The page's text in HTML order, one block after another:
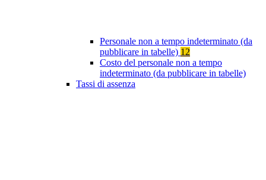
Personale non a tempo indeterminato (da
pubblicare in tabelle) 12
Costo del personale non a tempo
indeterminato (da pubblicare in tabelle)
Tassi di assenza